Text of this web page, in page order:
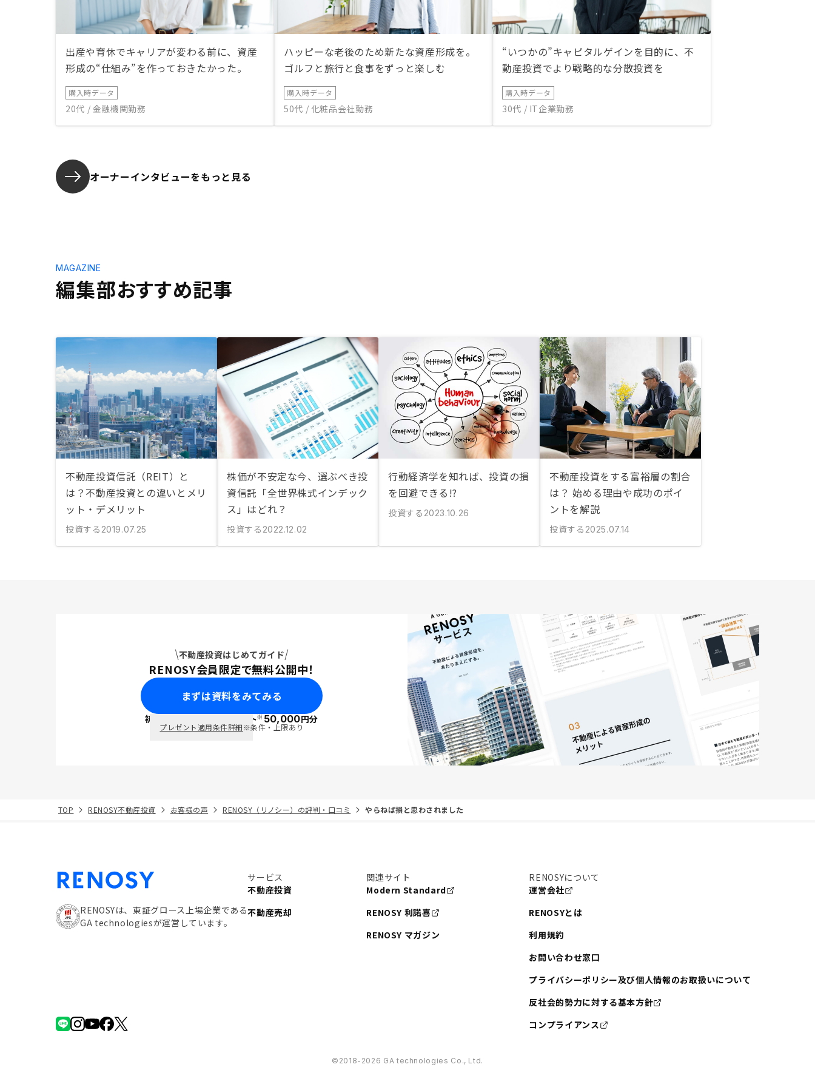
出産や育休でキャリアが変わる前に、資産
形成の“仕組み”を作っておきたかった。
購入時データ
20代 / 金融機関勤務
ハッピーな老後のため新たな資産形成を。
ゴルフと旅行と食事をずっと楽しむ
購入時データ
50代 / 化粧品会社勤務
“いつかの”キャピタルゲインを目的に、不
動産投資でより戦略的な分散投資を
購入時データ
30代 / IT企業勤務
オーナーインタビューをもっと見る
編集部おすすめ記事
MAGAZINE
不動産投資信託（REIT）と
は？不動産投資との違いとメリ
ット・デメリット
投資する 2019.07.25
株価が不安定な今、選ぶべき投
資信託「全世界株式インデック
ス」はどれ？
投資する 2022.12.02
行動経済学を知れば、投資の損
を回避できる!?
投資する 2023.10.26
不動産投資をする富裕層の割合
は？ 始める理由や成功のポイ
ントを解説
投資する 2025.07.14
不動産投資はじめてガイド
RENOSY会員限定で無料公開中！
まずは資料をみてみる
初回面談で ポイント※50,000円分
プレゼント適用条件詳細※条件・上限あり
TOP RENOSY不動産投資 お客様の声 RENOSY（リノシー）の評判・口コミ やらねぱ損と思わされました
RENOSYは、東証グロース上場企業である
GA technologiesが運営しています。
サービス
不動産投資
不動産売却
関連サイト
Modern Standard
RENOSY 利諾喜
RENOSY マガジン
RENOSYについて
運営会社
RENOSYとは
利用規約
お問い合わせ窓口
プライバシーポリシー及び個人情報のお取扱いについて
反社会的勢力に対する基本方針
コンプライアンス
©︎2018-2026 GA technologies Co., Ltd.